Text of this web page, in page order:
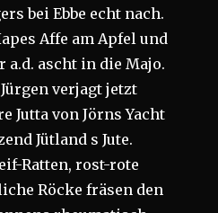
bei Ebbe echt nach.
Affe am Apfel und
a.d. ascht in die Majo.
verjagt jetzt
Jutta von Jörns Yacht
Jütland s Jute.
Ratten, rost-rote
Röcke fräsen den